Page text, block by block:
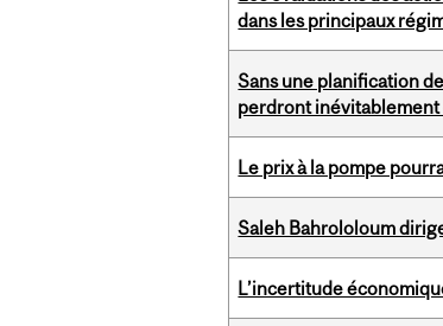
dans les principaux
Sans une planification
perdront inévitablement
Le prix à la pompe
Saleh Bahrololoum
L’incertitude